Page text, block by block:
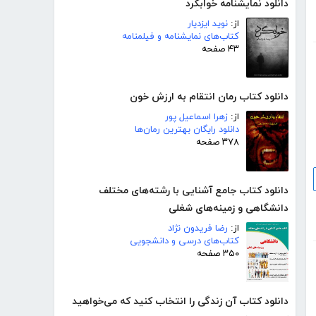
دانلود نمایشنامه خوابگرد
از: نوید ایزدیار
کتاب‌های نمایشنامه و فیلمنامه
۴۳ صفحه
دانلود کتاب رمان انتقام به ارزش خون
از: زهرا اسماعیل پور
دانلود رایگان بهترین رمان‌ها
۳۷۸ صفحه
دانلود کتاب جامع آشنایی با رشته‌های مختلف
دانشگاهی و زمینه‌های شغلی
از: رضا فریدون نژاد
کتاب‌های درسی و دانشجویی
۳۵۰ صفحه
دانلود کتاب آن زندگی را انتخاب کنید که می‌خواهید